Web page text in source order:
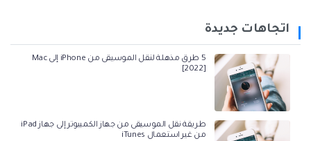
اتجاهات جديدة
5 طرق مذهلة لنقل الموسيقى من iPhone إلى Mac
[2022]
طريقة نقل الموسيقى من جهاز الكمبيوتر إلى جهاز iPad
من غير استعمال iTunes